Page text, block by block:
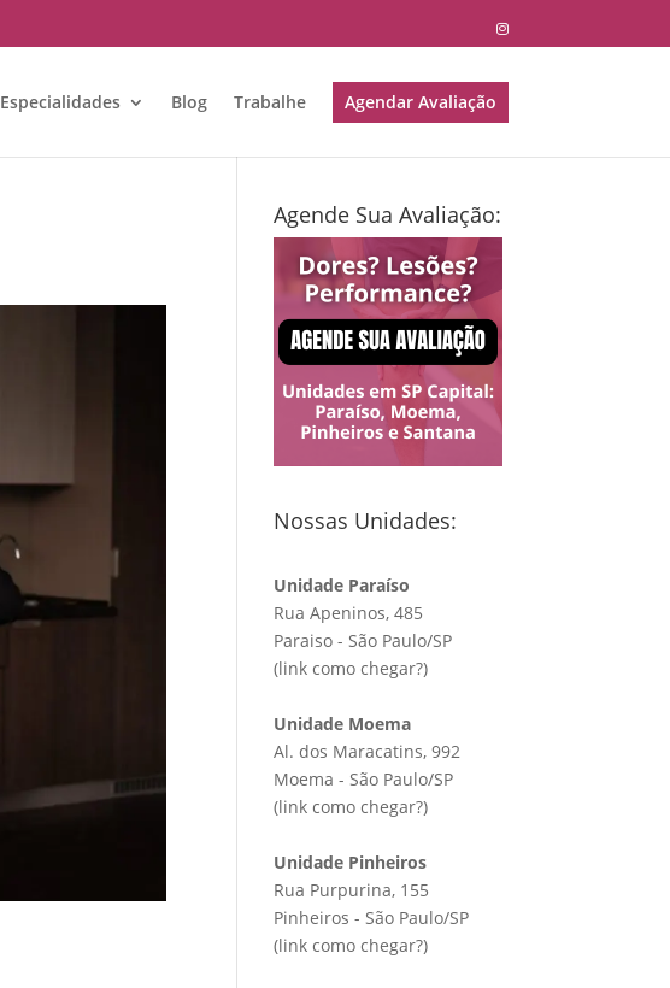
Especialidades Blog Trabalhe Agendar Avaliação
Agende Sua Avaliação:
Nossas Unidades:
Unidade Paraíso
Rua Apeninos, 485
Paraiso - São Paulo/SP
(linkcomo chegar?)
Unidade Moema
Al. dos Maracatins, 992
Moema - São Paulo/SP
(linkcomo chegar?)
Unidade Pinheiros
Rua Purpurina, 155
Pinheiros - São Paulo/SP
(linkcomo chegar?)